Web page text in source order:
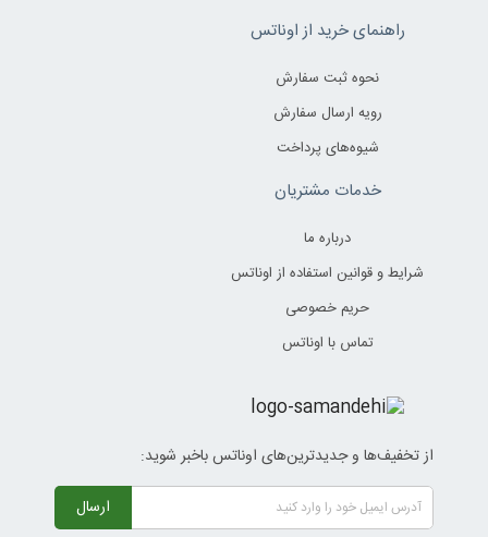
راهنمای خرید از اوناتس
نحوه ثبت سفارش
رویه ارسال سفارش
شیوه‌های پرداخت
خدمات مشتریان
درباره ما
شرایط و قوانین استفاده از اوناتس
حریم خصوصی
تماس با اوناتس
از تخفیف‌ها و جدیدترین‌های اوناتس باخبر شوید:
ارسال